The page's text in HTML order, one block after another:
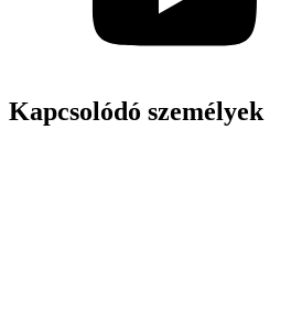
Kapcsolódó személyek